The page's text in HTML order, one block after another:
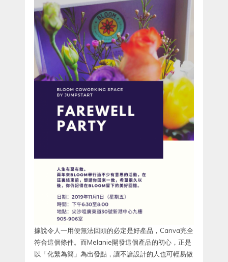
據說令人一用便無法回頭的必定是好產品，Canva完全
符合這個條件。而Melanie開發這個產品的初心，正是
以「化繁為簡」為出發點，讓不諳設計的人也可輕易做